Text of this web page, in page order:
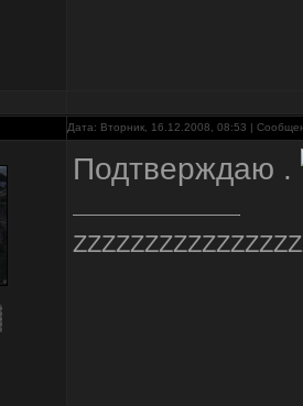
Дата: Вторник, 16.12.2008, 08:53 |
Подтверждаю .